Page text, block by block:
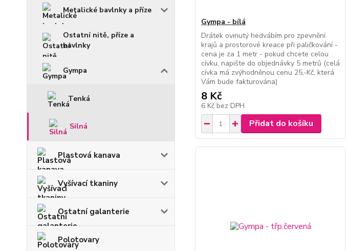
Metalické bavlnky a příze
Ostatní nitě, příze a
bavlnky
Gympa
Tenká
Silná
Plastová kanava
Vyšívací tkaniny
Ostatní galanterie
Polotovary
Gympa - bílá
Drátek ovinutý hedvábím pro zpevnění
krajů a prostorové kreace při paličkování -
cena je za 1 metr - pokud chcete celou
cívku, napište do objednávky 5 metrů (celá
cívka má zvýhodněnou cenu 25,-Kč, která
Vám bude fakturována)
8 Kč
6 Kč bez DPH
Přidat do košíku